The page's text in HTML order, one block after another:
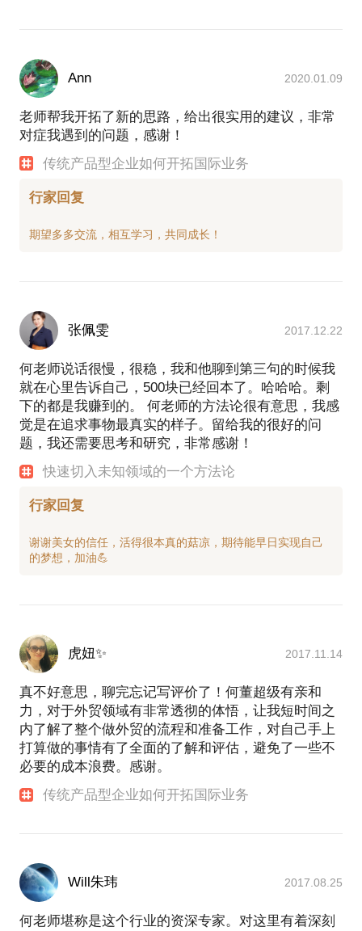
Ann 2020.01.09
老师帮我开拓了新的思路，给出很实用的建议，非常
对症我遇到的问题，感谢！
传统产品型企业如何开拓国际业务
行家回复
张佩雯 2017.12.22
何老师说话很慢，很稳，我和他聊到第三句的时候我
就在心里告诉自己，500块已经回本了。哈哈哈。剩
下的都是我赚到的。 何老师的方法论很有意思，我感
觉是在追求事物最真实的样子。留给我的很好的问
题，我还需要思考和研究，非常感谢！
快速切入未知领域的一个方法论
行家回复
谢谢美女的信任，活得很本真的菇凉，期待能早日实现自己
虎妞✨ 2017.11.14
真不好意思，聊完忘记写评价了！何董超级有亲和
力，对于外贸领域有非常透彻的体悟，让我短时间之
内了解了整个做外贸的流程和准备工作，对自己手上
打算做的事情有了全面的了解和评估，避免了一些不
必要的成本浪费。感谢。
传统产品型企业如何开拓国际业务
Will朱玮 2017.08.25
何老师堪称是这个行业的资深专家。对这里有着深刻